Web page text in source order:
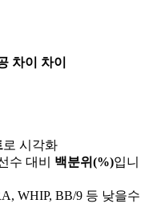
차이
차이
로 시각화
수 대비 백분위(%)입니
WHIP, BB/9 등 낮을수